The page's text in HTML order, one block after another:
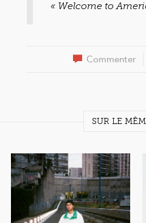
« Welcome to
Commenter
SUR LE